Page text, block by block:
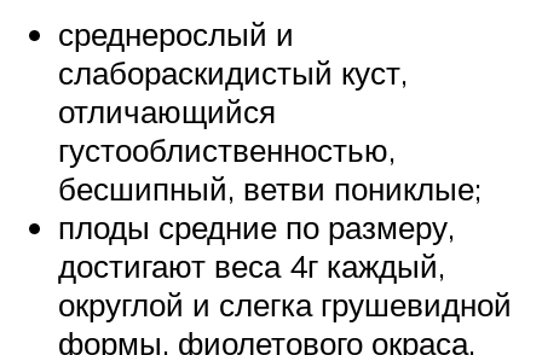
среднерослый и
слабораскидистый куст,
отличающийся
густооблиственностью,
бесшипный, ветви пониклые;
плоды средние по размеру,
достигают веса 4г каждый,
округлой и слегка грушевидной
формы, фиолетового окраса,